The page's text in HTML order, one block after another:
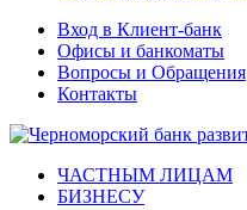
Вход в Клиент-банк
Офисы и банкоматы
Вопросы и Обращения
Контакты
ЧАСТНЫМ ЛИЦАМ
БИЗНЕСУ